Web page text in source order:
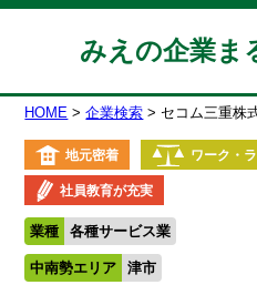
みえの企業ま
HOME 企業検索 セコム三重株
地元密着 ワーク・
社員教育が充実
業種 各種サービス業
中南勢エリア 津市